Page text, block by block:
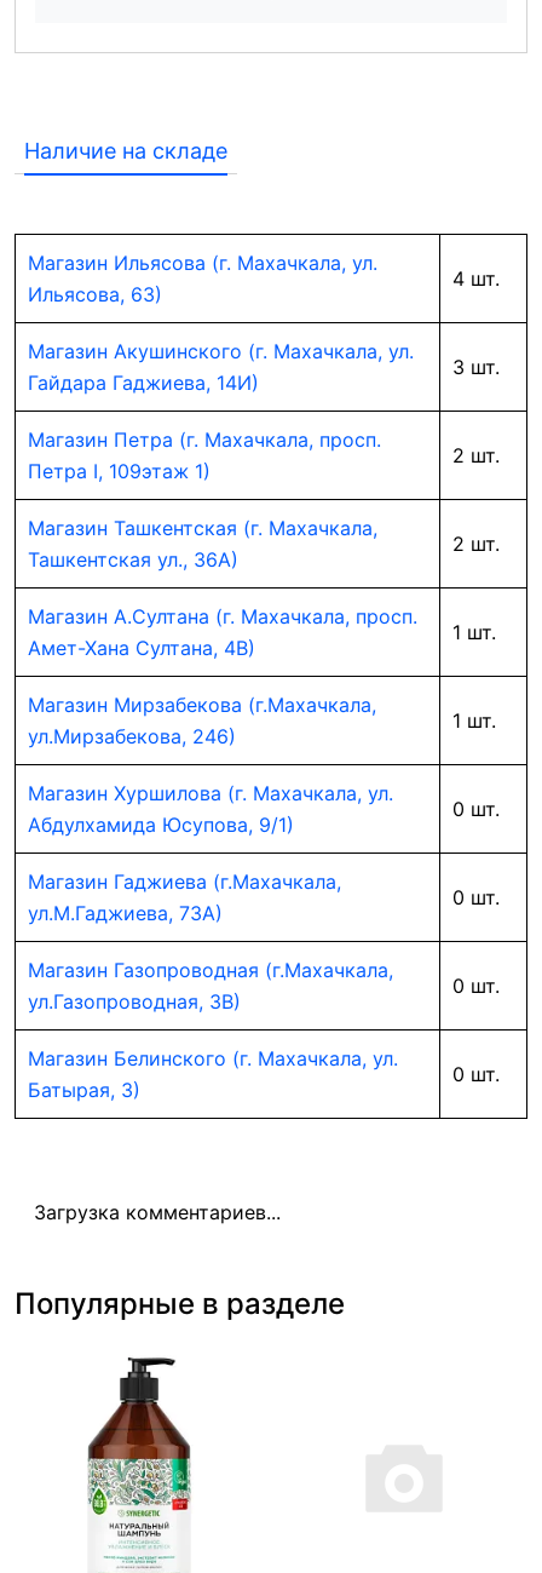
Наличие на складе
Магазин Ильясова (г. Махачкала, ул.
Ильясова, 63)
4 шт.
Магазин Акушинского (г. Махачкала, ул.
Гайдара Гаджиева, 14И)
3 шт.
Магазин Петра (г. Махачкала, просп.
Петра I, 109этаж 1)
2 шт.
Магазин Ташкентская (г. Махачкала,
Ташкентская ул., 36А)
2 шт.
Магазин А.Султана (г. Махачкала, просп.
Амет-Хана Султана, 4В)
1 шт.
Магазин Мирзабекова (г.Махачкала,
ул.Мирзабекова, 246)
1 шт.
Магазин Хуршилова (г. Махачкала, ул.
Абдулхамида Юсупова, 9/1)
0 шт.
Магазин Гаджиева (г.Махачкала,
ул.М.Гаджиева, 73А)
0 шт.
Магазин Газопроводная (г.Махачкала,
ул.Газопроводная, 3В)
0 шт.
Магазин Белинского (г. Махачкала, ул.
Батырая, 3)
0 шт.
Загрузка комментариев...
Популярные в разделе